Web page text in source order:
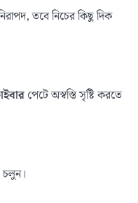
তবে নিচের কিছু দিক
পেটে অস্বস্তি সৃষ্টি করতে
চলুন।